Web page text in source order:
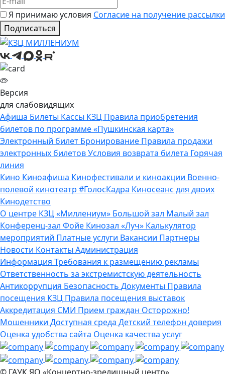
Я принимаю условия Согласие на получение рассылки
Подписаться
Версия
для слабовидящих
Афиша Билеты Кассы КЗЦ Правила приобретения
билетов по программе «Пушкинская карта»
Электронный билет Бронирование Правила продажи
электронных билетовУсловия возврата билета Горячая
линия
Кино Киноафиша Кинофестивали и киноакции Военно-
полевой кинотеатр #ГолосКадра Киносеанс для двоих
Кинодетство
О центре КЗЦ «Миллениум» Большой зал Малый зал
Конференц-зал Фойе Кинозал «Луч» Калькулятор
мероприятий Платные услуги Вакансии Партнеры
Новости Контакты Администрация
Информация Требования к размещению рекламы
Ответственность за экстремистскую деятельность
Антикоррупция Безопасность Документы Правила
посещения КЗЦ Правила посещения выставок
Аккредитация СМИ Прием граждан Осторожно!
Мошенники Доступная среда Детский телефон доверия
Оценка удобства сайта Оценка качества услуг